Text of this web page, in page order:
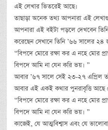
এই লেখার ভিতরেই আছে।
তাছাড়া অনেক তথ্য আপনারা এই
আপনারা এই বইটা পড়লে দেখবেন
করেছেন সেখানে তিনি ’৬৬ সালের
“বিপদে মোরে রক্ষা কর এ নহে মোর
বিপদে আমি না যেন করি ভয়। ”
আবার ’৬৭ সালে সেই ২৩-২৭ এপ্রিল
আবার এই একই কথার পুনরাবৃত্তি আছে
“বিপদে মোরে রক্ষা কর এ নহে মোর
বিপদে আমি না যেন করি ভয়। ”
কাজেই, যে আত্মবিশ্বাস এবং যে